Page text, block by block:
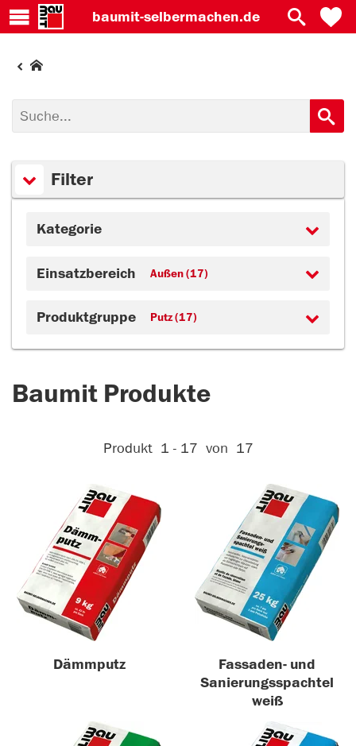
baumit-selbermachen.de
Filter
Kategorie
Einsatzbereich Außen (17)
Produktgruppe Putz (17)
Baumit Produkte
Aktive Filter:
Produkt 1 - 17 von 17
Dämmputz
Fassaden- und
Sanierungsspachtel
weiß